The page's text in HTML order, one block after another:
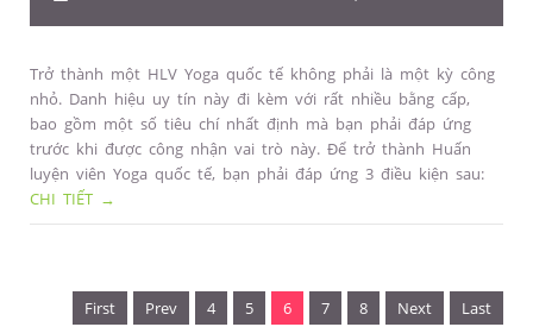
Trở thành một HLV Yoga quốc tế không phải là một kỳ công
nhỏ. Danh hiệu uy tín này đi kèm với rất nhiều bằng cấp,
bao gồm một số tiêu chí nhất định mà bạn phải đáp ứng
trước khi được công nhận vai trò này. Để trở thành Huấn
luyện viên Yoga quốc tế, bạn phải đáp ứng 3 điều kiện sau:
CHI TIẾT →
First Prev 4 5 6 7 8 Next Last